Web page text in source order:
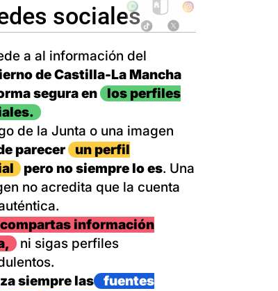
sociales
a al información del
de Castilla-La Mancha
segura en
los perfiles
de la Junta o una imagen
parecer
un perfil
pero no siempre lo es. Una
no acredita que la cuenta
información
ni sigas perfiles
siempre las
fuentes